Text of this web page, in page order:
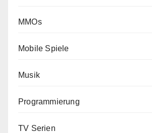
MMOs
Mobile Spiele
Musik
Programmierung
TV Serien